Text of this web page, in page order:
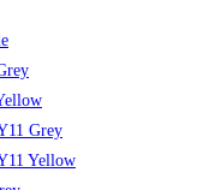
Grey
Yellow